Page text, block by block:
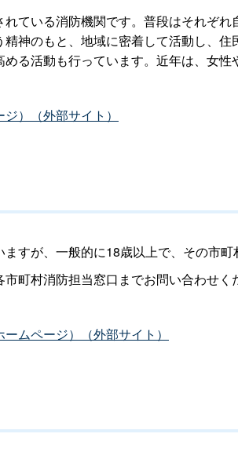
ている消防機関です。普段はそれぞ
神のもと、地域に密着して活動し、
る活動も行っています。近年は、女性
）（外部サイト）
すが、一般的に18歳以上で、その市
町村消防担当窓口までお問い合わせく
ムページ）（外部サイト）